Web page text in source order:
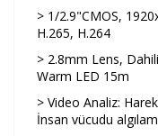
> 1/2.9"CMOS,
H.265, H.264
> 2.8mm Lens,
Warm LED 15m
> Video Analiz:
İnsan vücudu